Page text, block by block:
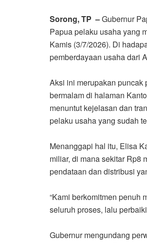
Sorong, TP –Gubernur
Papua pelaku usaha yang
Kamis (3/7/2026). Di
pemberdayaan usaha dari
Aksi ini merupakan puncak
bermalam di halaman
menuntut kejelasan dan
pelaku usaha yang sudah
Menanggapi hal itu, Elisa
miliar, di mana sekitar Rp8
pendataan dan distribusi
“Kami berkomitmen penuh
seluruh proses, lalu
Gubernur mengundang